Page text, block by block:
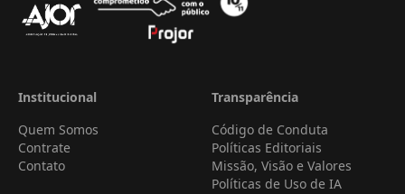
Institucional
Quem Somos
Contrate
Contato
Transparência
Código de Conduta
Políticas Editoriais
Missão, Visão e Valores
Políticas de Uso de IA